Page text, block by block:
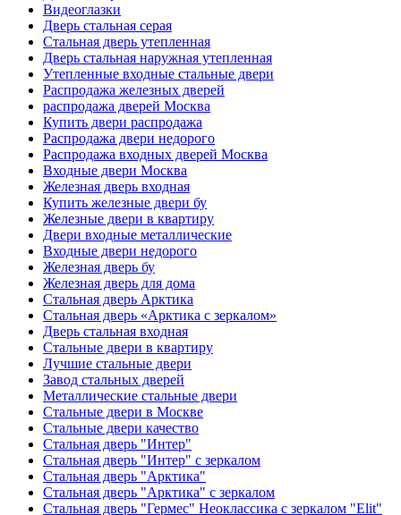
Видеоглазки
Дверь стальная серая
Стальная дверь утепленная
Дверь стальная наружная утепленная
Утепленные входные стальные двери
Распродажа железных дверей
распродажа дверей Москва
Купить двери распродажа
Распродажа двери недорого
Распродажа входных дверей Москва
Входные двери Москва
Железная дверь входная
Купить железные двери бу
Железные двери в квартиру
Двери входные металлические
Входные двери недорого
Железная дверь бу
Железная дверь для дома
Стальная дверь Арктика
Стальная дверь «Арктика с зеркалом»
Дверь стальная входная
Стальные двери в квартиру
Лучшие стальные двери
Завод стальных дверей
Металлические стальные двери
Стальные двери в Москве
Стальные двери качество
Стальная дверь "Интер"
Стальная дверь "Интер" с зеркалом
Стальная дверь "Арктика"
Стальная дверь "Арктика" с зеркалом
Стальная дверь "Гермес" Неоклассика с зеркалом "Elit"